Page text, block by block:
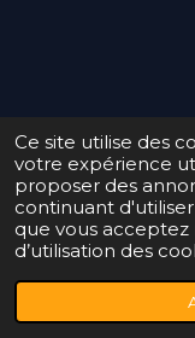
Ce site utilise des
votre expérience
proposer des
continuant
que vous
d’utilisation des